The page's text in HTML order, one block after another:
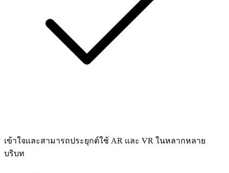
เข้าใจและสามารถประยุกต์ใช้ AR และ VR ในหลากหลาย
บริบท